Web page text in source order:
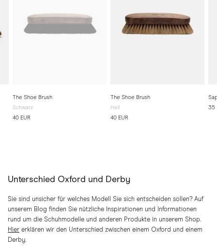
The Shoe Brush
Schwarz
40 EUR
The Shoe Brush
Hell
40 EUR
35
Unterschied Oxford und Derby
Sie sind unsicher für welches Modell Sie sich entscheiden sollen? Auf
unserem Blog finden Sie nützliche Inspirationen und Informationen
rund um die Schuhmodelle und anderen Produkte in unserem Shop.
Hier erklären wir den Unterschied zwischen einem Oxford und einem
Derby.